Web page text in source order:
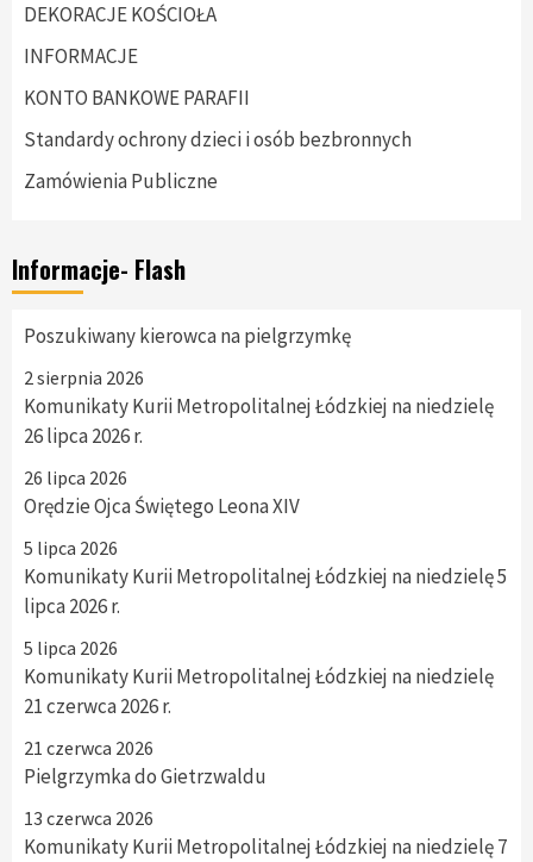
DEKORACJE KOŚCIOŁA
INFORMACJE
KONTO BANKOWE PARAFII
Standardy ochrony dzieci i osób bezbronnych
Zamówienia Publiczne
Informacje- Flash
Poszukiwany kierowca na pielgrzymkę
2 sierpnia 2026
Komunikaty Kurii Metropolitalnej Łódzkiej na niedzielę
26 lipca 2026 r.
26 lipca 2026
Orędzie Ojca Świętego Leona XIV
5 lipca 2026
Komunikaty Kurii Metropolitalnej Łódzkiej na niedzielę 5
lipca 2026 r.
5 lipca 2026
Komunikaty Kurii Metropolitalnej Łódzkiej na niedzielę
21 czerwca 2026 r.
21 czerwca 2026
Pielgrzymka do Gietrzwaldu
13 czerwca 2026
Komunikaty Kurii Metropolitalnej Łódzkiej na niedzielę 7